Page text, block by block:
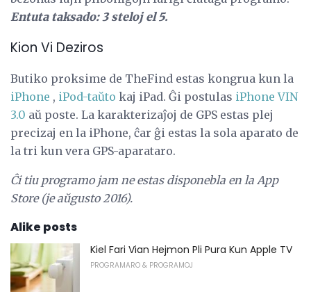
Entuta taksado: 3 steloj el 5.
Kion Vi Deziros
Butiko proksime de TheFind estas kongrua kun la
iPhone , iPod-taŭto kaj iPad. Ĝi postulas iPhone VIN
3.0 aŭ poste. La karakterizaĵoj de GPS estas plej
precizaj en la iPhone, ĉar ĝi estas la sola aparato de
la tri kun vera GPS-aparataro.
Ĉi tiu programo jam ne estas disponebla en la App
Store (je aŭgusto 2016).
Alike posts
Kiel Fari Vian Hejmon Pli Pura Kun Apple TV
PROGRAMARO & PROGRAMOJ